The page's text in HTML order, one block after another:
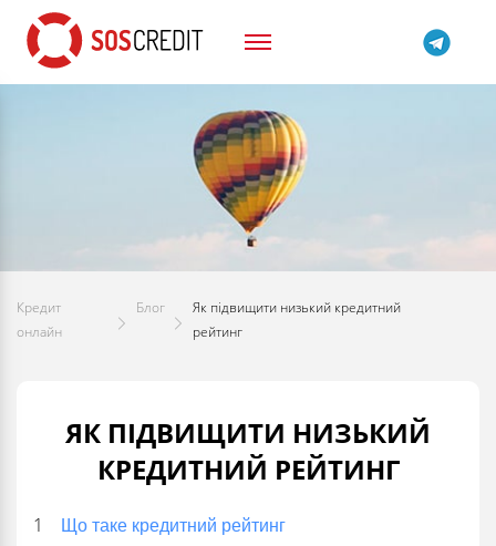
Кредит
онлайн
Блог
Як підвищити низький кредитний
рейтинг
ЯК ПІДВИЩИТИ НИЗЬКИЙ
КРЕДИТНИЙ РЕЙТИНГ
Що таке кредитний рейтинг